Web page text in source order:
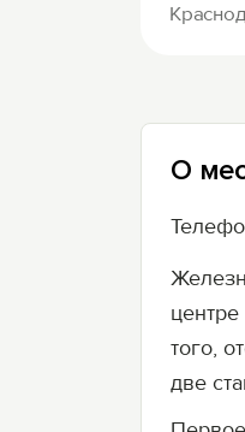
О
того,
две